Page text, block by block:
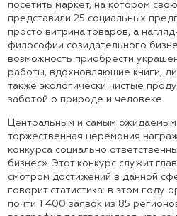
посетить маркет, на котором
представили 25 социальных
просто витрина товаров, а
философии созидательного
возможность приобрести
работы, вдохновляющие книги,
также экологически чистые
заботой о природе и человеке.
Центральным и самым
торжественная церемония
конкурса социально
бизнес». Этот конкурс служит
смотром достижений в данной
говорит статистика: в этом году
почти 1 400 заявок из 85